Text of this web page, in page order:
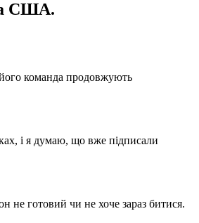
США.
його команда продовжують
і я думаю, що вже підписали
не готовий чи не хоче зараз битися.